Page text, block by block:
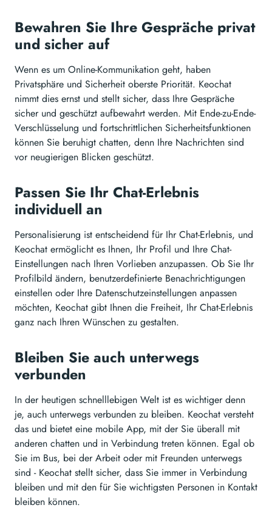
Bewahren Sie Ihre Gespräche privat
und sicher auf
Wenn es um Online-Kommunikation geht, haben
Privatsphäre und Sicherheit oberste Priorität. Keochat
nimmt dies ernst und stellt sicher, dass Ihre Gespräche
sicher und geschützt aufbewahrt werden. Mit Ende-zu-Ende-
Verschlüsselung und fortschrittlichen Sicherheitsfunktionen
können Sie beruhigt chatten, denn Ihre Nachrichten sind
vor neugierigen Blicken geschützt.
Passen Sie Ihr Chat-Erlebnis
individuell an
Personalisierung ist entscheidend für Ihr Chat-Erlebnis, und
Keochat ermöglicht es Ihnen, Ihr Profil und Ihre Chat-
Einstellungen nach Ihren Vorlieben anzupassen. Ob Sie Ihr
Profilbild ändern, benutzerdefinierte Benachrichtigungen
einstellen oder Ihre Datenschutzeinstellungen anpassen
möchten, Keochat gibt Ihnen die Freiheit, Ihr Chat-Erlebnis
ganz nach Ihren Wünschen zu gestalten.
Bleiben Sie auch unterwegs
verbunden
In der heutigen schnelllebigen Welt ist es wichtiger denn
je, auch unterwegs verbunden zu bleiben. Keochat versteht
das und bietet eine mobile App, mit der Sie überall mit
anderen chatten und in Verbindung treten können. Egal ob
Sie im Bus, bei der Arbeit oder mit Freunden unterwegs
sind - Keochat stellt sicher, dass Sie immer in Verbindung
bleiben und mit den für Sie wichtigsten Personen in Kontakt
bleiben können.